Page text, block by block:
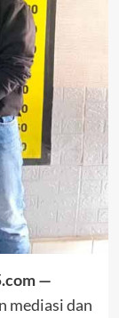
—
mediasi dan